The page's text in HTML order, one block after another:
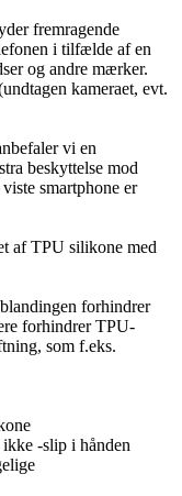
fremragende
i tilfælde af en
og andre mærker.
kameraet, evt.
vi en
beskyttelse mod
smartphone er
af TPU silikone med
forhindrer
forhindrer TPU-
som f.eks.
-slip i hånden